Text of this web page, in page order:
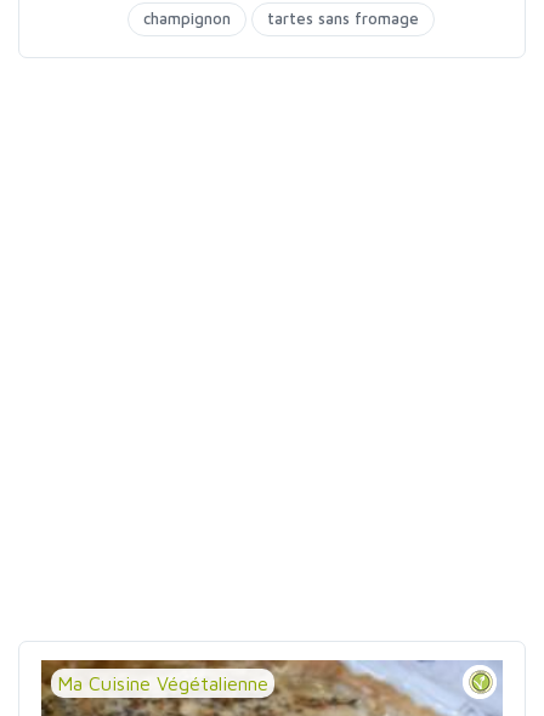
champignon
tartes sans fromage
Ma Cuisine Végétalienne